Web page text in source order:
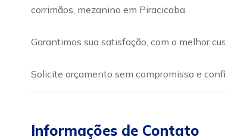
corrimãos, mezanino em Piracicaba.
Garantimos sua satisfação, com o melhor
Solicite orçamento sem compromisso e
Informações de Contato